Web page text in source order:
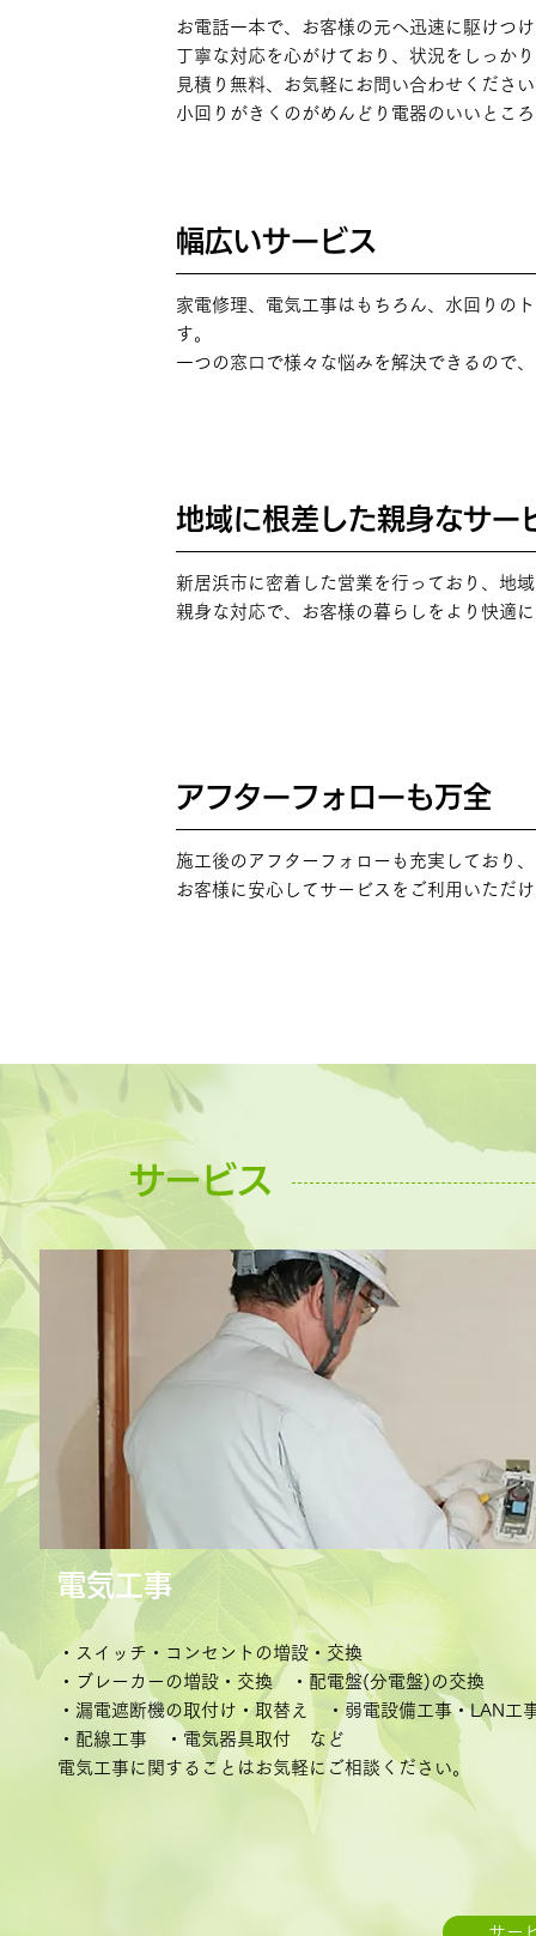
お電話一本で、お客様の元へ迅速に駆けつ
丁寧な対応を心がけており、状況をしっか
見積り無料、お気軽にお問い合わせくださ
小回りがきくのがめんどり電器のいいとこ
幅広いサービス
家電修理、電気工事はもちろん、水回りの
す。
一つの窓口で様々な悩みを解決できるので
地域に根差した親身なサー
新居浜市に密着した営業を行っており、地
親身な対応で、お客様の暮らしをより快適
アフターフォローも万全
施工後のアフターフォローも充実しており
お客様に安心してサービスをご利用いただ
サービス
電気工事
・スイッチ・コンセントの増設・交換
・ブレーカーの増設・交換 ・配電盤(分電盤)の交換
・漏電遮断機の取付け・取替え ・弱電設備工事・LAN工
・配線工事 ・電気器具取付 など
電気工事に関することはお気軽にご相談ください。
サー